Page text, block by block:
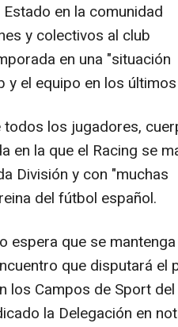
en la comunidad
y colectivos al club
en una "situación
el equipo en los
los jugadores,
en la que el Racing se
División y con "muchas
del fútbol español.
espera que se
que disputará el
los Campos de Sport del
la Delegación en